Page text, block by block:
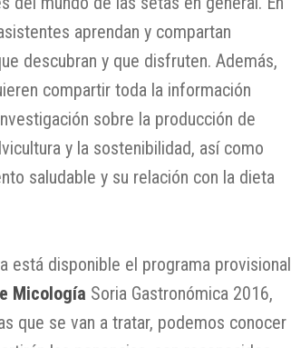
aprendan y compartan
descubran y que disfruten. Además,
compartir toda la información
sobre la producción de
y la sostenibilidad, así como
saludable y su relación con la dieta
está disponible el programa provisional
Micología Soria Gastronómica 2016,
que se van a tratar, podemos conocer